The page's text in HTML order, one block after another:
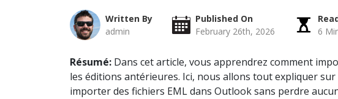
Written By
admin
Published On
February 26th, 2026
6
Résumé: Dans cet article, vous apprendrez comment
les éditions antérieures. Ici, nous allons tout expliquer
importer des fichiers EML dans Outlook sans perdre